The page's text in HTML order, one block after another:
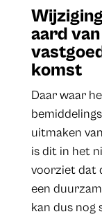
aard
komst
Daar waar
uitmaken
is dit in het
voorziet dat
een
kan dus nog